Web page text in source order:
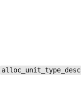
alloc_unit_type_desc